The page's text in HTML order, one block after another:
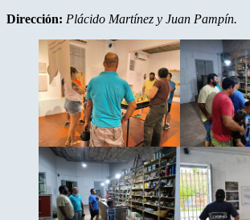
Dirección: Plácido Martínez y Juan Pampín.